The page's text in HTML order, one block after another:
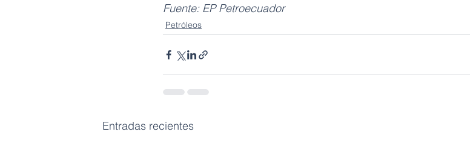
Fuente: EP Petroecuador
Petróleos
Entradas recientes